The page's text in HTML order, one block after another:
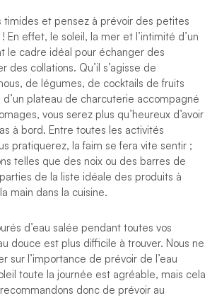
timides et pensez à prévoir des petites
En effet, le soleil, la mer et l’intimité d’un
le cadre idéal pour échanger des
des collations. Qu’il s’agisse de
de légumes, de cocktails de fruits
d’un plateau de charcuterie accompagné
vous serez plus qu’heureux d’avoir
à bord. Entre toutes les activités
pratiquerez, la faim se fera vite sentir ;
telles que des noix ou des barres de
de la liste idéale des produits à
main dans la cuisine.
d’eau salée pendant toutes vos
douce est plus difficile à trouver. Nous ne
sur l’importance de prévoir de l’eau
toute la journée est agréable, mais cela
donc de prévoir au